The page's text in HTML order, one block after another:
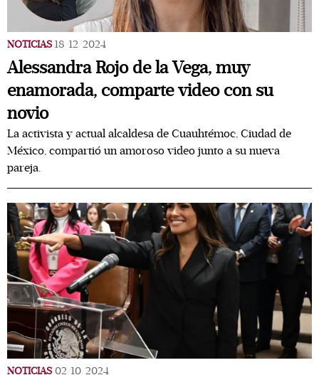
NOTICIAS 18/12/2024
Alessandra Rojo de la Vega, muy
enamorada, comparte video con su
novio
La activista y actual alcaldesa de Cuauhtémoc, Ciudad de
México, compartió un amoroso video junto a su nueva
pareja.
NOTICIAS 02/10/2024